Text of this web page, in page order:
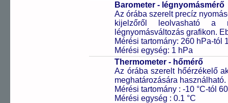
Barometer - légnyomásmérő
Az órába szerelt precíz
kijelzőről leolvasható a
légnyomásváltozás grafikon.
Mérési tartomány: 260 hPa-tól
Mérési egység: 1 hPa
Thermometer - hőmérő
Az órába szerelt hőérzékelő
meghatározására használható.
Mérési tartomány : -10 °C-tól
Mérési egység : 0.1 °C